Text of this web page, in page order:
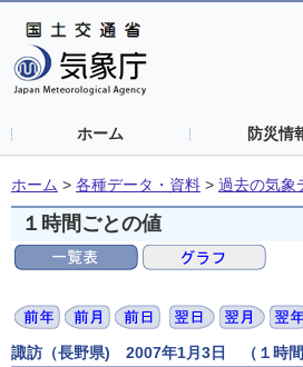
ホーム 防災情
ホーム > 各種データ・資料 > 過去の気象
１時間ごとの値
諏訪（長野県) 2007年1月3日 （１時間